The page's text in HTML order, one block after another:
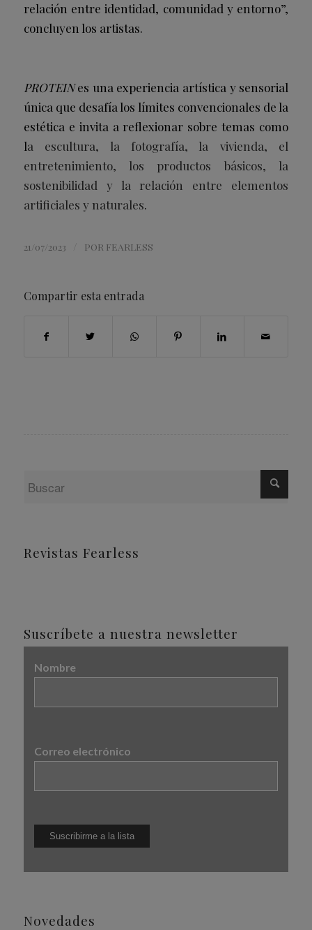
relación entre identidad, comunidad y entorno”,
concluyen los artistas.
PROTEINes una experiencia artística y sensorial
única que desafía los límites convencionales de la
estética e invita a reflexionar sobre temas como
la escultura, la fotografía, la vivienda, el
entretenimiento, los productos básicos, la
sostenibilidad y la relación entre elementos
artificiales y naturales.
21/07/2023 POR FEARLESS
Compartir esta entrada
Revistas Fearless
Suscríbete a nuestra newsletter
Nombre
Correo electrónico
Novedades